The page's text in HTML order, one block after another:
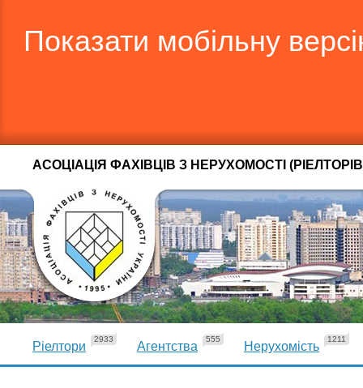
Показати мобільну
АСОЦІАЦІЯ ФАХІВЦІВ З НЕРУХОМОСТІ
Ріелтори
2933
Агентства
555
Нерухомість
1211